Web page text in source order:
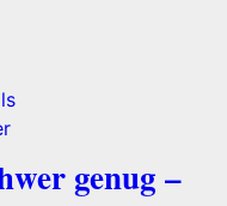
genug –